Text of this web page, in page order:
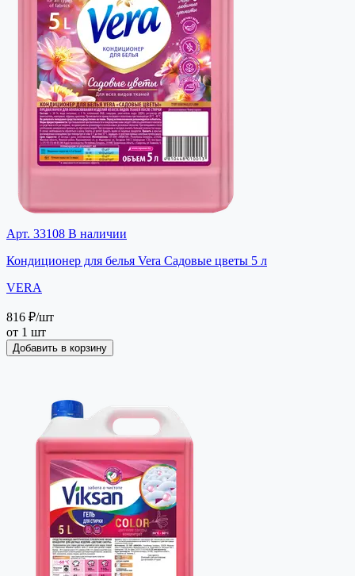
Арт. 33108 В наличии
Кондиционер для белья Vera Садовые цветы 5 л
VERA
816 ₽/шт
от 1 шт
Добавить в корзину